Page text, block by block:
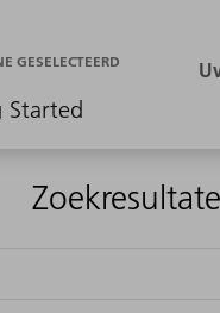
Started
GESELECTEERD